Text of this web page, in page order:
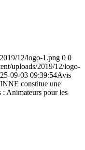
12/logo-1.png 0 0
uploads/2019/12/logo-
09-03 09:39:54Avis
constitue une
: Animateurs pour les